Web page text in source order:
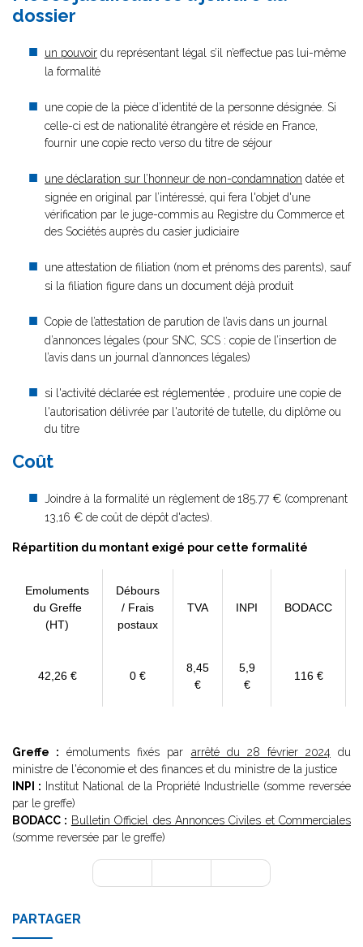
dossier
un pouvoir du représentant légal s’il n’effectue pas lui-même
la formalité
une copie de la pièce d’identité de la personne désignée. Si
celle-ci est de nationalité étrangère et réside en France,
fournir une copie recto verso du titre de séjour
une déclaration sur l’honneur de non-condamnation datée et
signée en original par l’intéressé, qui fera l'objet d'une
vérification par le juge-commis au Registre du Commerce et
des Sociétés auprès du casier judiciaire
une attestation de filiation (nom et prénoms des parents), sauf
si la filiation figure dans un document déjà produit
Copie de l’attestation de parution de l’avis dans un journal
d’annonces légales (pour SNC, SCS : copie de l’insertion de
l’avis dans un journal d’annonces légales)
si l'activité déclarée est réglementée , produire une copie de
l'autorisation délivrée par l'autorité de tutelle, du diplôme ou
du titre
Coût
Joindre à la formalité un règlement de185.77 € (comprenant
13,16 € de coût de dépôt d'actes).
Répartition du montant exigé pour cette formalité
Emoluments
du Greffe
(HT)
Débours
/ Frais
postaux
TVA INPI BODACC
42,26 € 0 €
8,45
€
5,9
€
116 €
Greffe : émoluments fixés par arrêté du 28 février 2024 du
ministre de l'économie et des finances et du ministre de la justice
INPI : Institut National de la Propriété Industrielle (somme reversée
par le greffe)
BODACC : Bulletin Officiel des Annonces Civiles et Commerciales
(somme reversée par le greffe)
PARTAGER